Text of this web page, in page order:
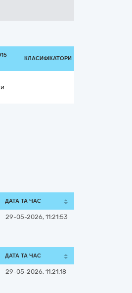
КЛАСИФІКАТОРИ
ДАТА ТА ЧАС
29-05-2026, 11:21:53
ДАТА ТА ЧАС
29-05-2026, 11:21:18